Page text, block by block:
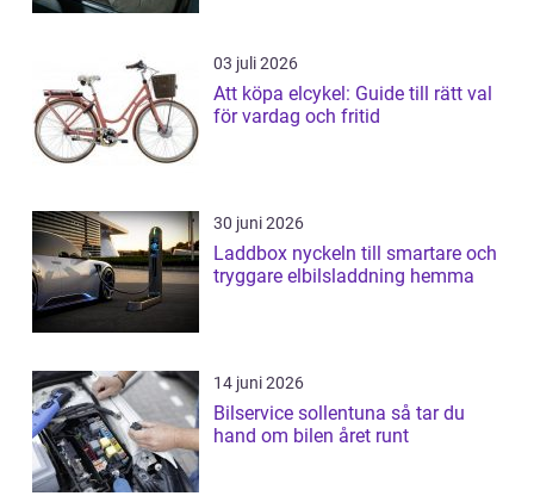
03 juli 2026
Att köpa elcykel: Guide till rätt val
för vardag och fritid
30 juni 2026
Laddbox nyckeln till smartare och
tryggare elbilsladdning hemma
14 juni 2026
Bilservice sollentuna så tar du
hand om bilen året runt